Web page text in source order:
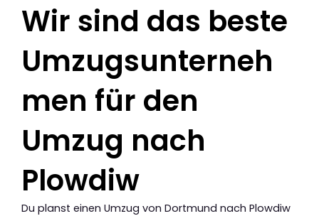
Wir sind das beste
Umzugsunterneh
men für den
Umzug nach
Plowdiw
Du planst einen Umzug von Dortmund nach Plowdiw